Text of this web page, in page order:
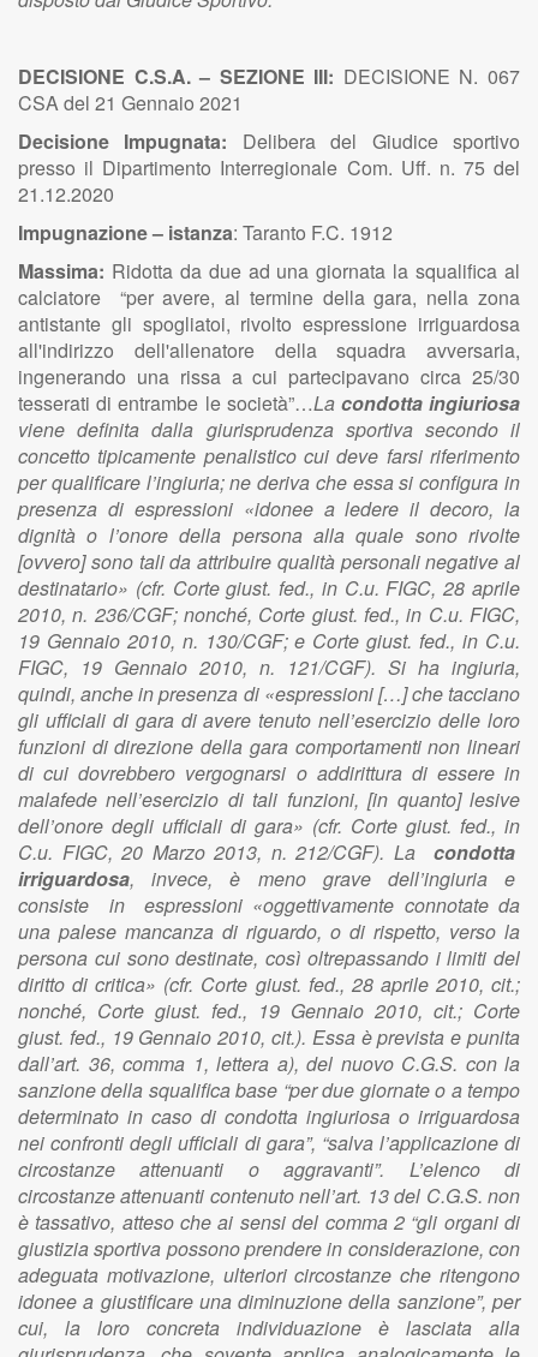
DECISIONE C.S.A. – SEZIONE III: DECISIONE N. 067
CSA del 21 Gennaio 2021
Decisione Impugnata: Delibera del Giudice sportivo
presso il Dipartimento Interregionale Com. Uff. n. 75 del
21.12.2020
Impugnazione – istanza: Taranto F.C. 1912
Massima: Ridotta da due ad una giornata la squalifica al
calciatore “per avere, al termine della gara, nella zona
antistante gli spogliatoi, rivolto espressione irriguardosa
all'indirizzo dell'allenatore della squadra avversaria,
ingenerando una rissa a cui partecipavano circa 25/30
tesserati di entrambe le società”…La condotta ingiuriosa
viene definita dalla giurisprudenza sportiva secondo il
concetto tipicamente penalistico cui deve farsi riferimento
per qualificare l’ingiuria; ne deriva che essa si configura in
presenza di espressioni «idonee a ledere il decoro, la
dignità o l’onore della persona alla quale sono rivolte
[ovvero] sono tali da attribuire qualità personali negative al
destinatario» (cfr. Corte giust. fed., in C.u. FIGC, 28 aprile
2010, n. 236/CGF; nonché, Corte giust. fed., in C.u. FIGC,
19 Gennaio 2010, n. 130/CGF; e Corte giust. fed., in C.u.
FIGC, 19 Gennaio 2010, n. 121/CGF). Si ha ingiuria,
quindi, anche in presenza di «espressioni […] che tacciano
gli ufficiali di gara di avere tenuto nell’esercizio delle loro
funzioni di direzione della gara comportamenti non lineari
di cui dovrebbero vergognarsi o addirittura di essere in
malafede nell’esercizio di tali funzioni, [in quanto] lesive
dell’onore degli ufficiali di gara» (cfr. Corte giust. fed., in
C.u. FIGC, 20 Marzo 2013, n. 212/CGF). La condotta
irriguardosa, invece, è meno grave dell’ingiuria e
consiste in espressioni «oggettivamente connotate da
una palese mancanza di riguardo, o di rispetto, verso la
persona cui sono destinate, così oltrepassando i limiti del
diritto di critica» (cfr. Corte giust. fed., 28 aprile 2010, cit.;
nonché, Corte giust. fed., 19 Gennaio 2010, cit.; Corte
giust. fed., 19 Gennaio 2010, cit.). Essa è prevista e punita
dall’art. 36, comma 1, lettera a), del nuovo C.G.S. con la
sanzione della squalifica base “per due giornate o a tempo
determinato in caso di condotta ingiuriosa o irriguardosa
nei confronti degli ufficiali di gara”, “salva l’applicazione di
circostanze attenuanti o aggravanti”. L’elenco di
circostanze attenuanti contenuto nell’art. 13 del C.G.S. non
è tassativo, atteso che ai sensi del comma 2 “gli organi di
giustizia sportiva possono prendere in considerazione, con
adeguata motivazione, ulteriori circostanze che ritengono
idonee a giustificare una diminuzione della sanzione”, per
cui, la loro concreta individuazione è lasciata alla